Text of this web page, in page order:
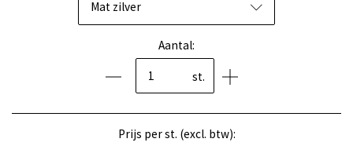
Mat zilver
Aantal:
st.
Prijs per st. (excl. btw):